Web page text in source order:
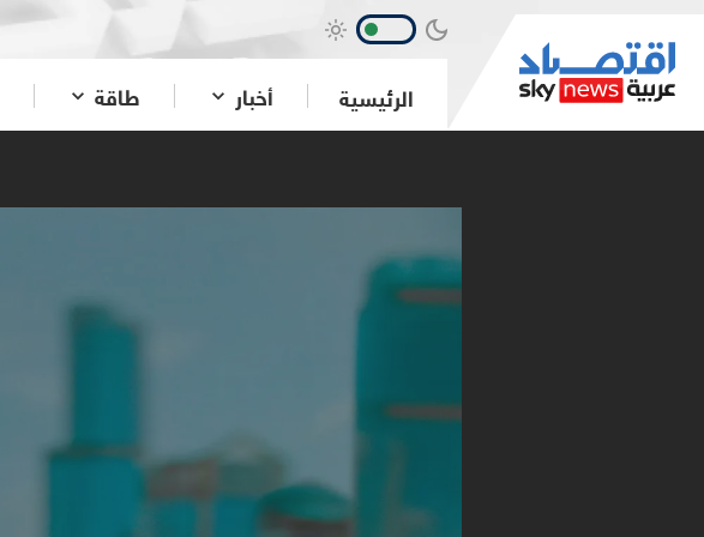
الرئيسية أخبار طاقة